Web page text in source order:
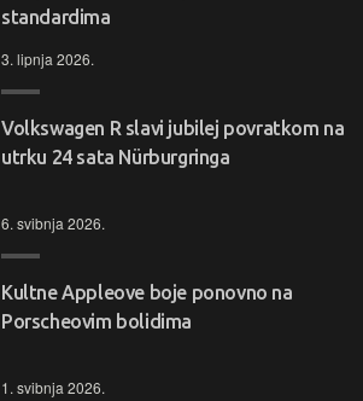
standardima
3. lipnja 2026.
Volkswagen R slavi jubilej povratkom na
utrku 24 sata Nürburgringa
6. svibnja 2026.
Kultne Appleove boje ponovno na
Porscheovim bolidima
1. svibnja 2026.